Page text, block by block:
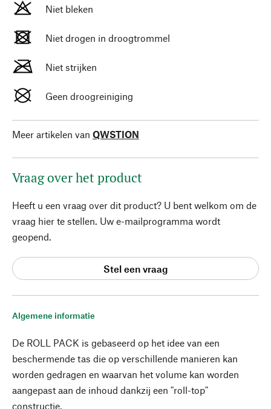
Algemene informatie
De ROLL PACK is gebaseerd op het idee van een
beschermende tas die op verschillende manieren kan
worden gedragen en waarvan het volume kan worden
aangepast aan de inhoud dankzij een "roll-top"
constructie.
Niet bleken
Niet drogen in droogtrommel
Niet strijken
Geen droogreiniging
Meer artikelen van QWSTION
Vraag over het product
Heeft u een vraag over dit product? U bent welkom om de
vraag hier te stellen. Uw e-mailprogramma wordt
geopend.
Stel een vraag